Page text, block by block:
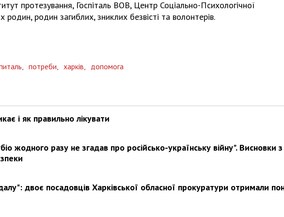
протезування, Госпіталь ВОВ, Центр Соціально-Психологічної
родин, родин загиблих, зниклих безвісті та волонтерів.
потреби, харків, допомога
і як правильно лікувати
жодного разу не згадав про російсько-українську війну". Висновки з
двоє посадовців Харківської обласної прокуратури отримали